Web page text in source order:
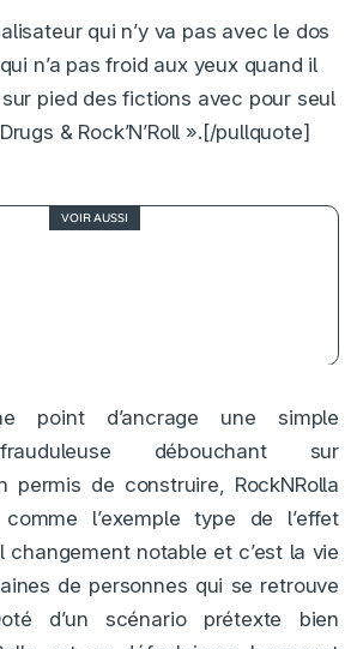
qui n’y va pas avec le dos
n’a pas froid aux yeux quand il
sur pied des fictions avec pour seul
& Rock’N’Roll ».[/pullquote]
VOIR AUSSI
point d’ancrage une simple
débouchant sur
permis de construire, RockNRolla
l’exemple type de l’effet
changement notable et c’est la vie
de personnes qui se retrouve
d’un scénario prétexte bien